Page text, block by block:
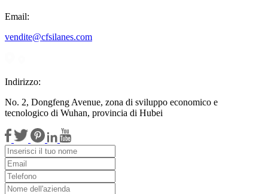
Email:
vendite@cfsilanes.com
Indirizzo:
No. 2, Dongfeng Avenue, zona di sviluppo economico e
tecnologico di Wuhan, provincia di Hubei